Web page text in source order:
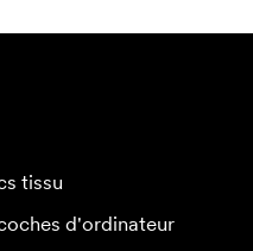
tissu
d'ordinateur